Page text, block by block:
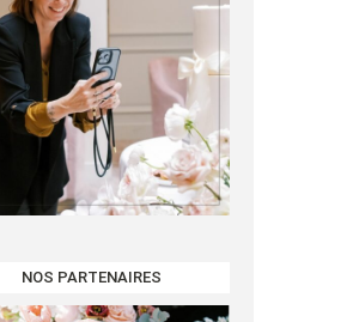
NOS PARTENAIRES